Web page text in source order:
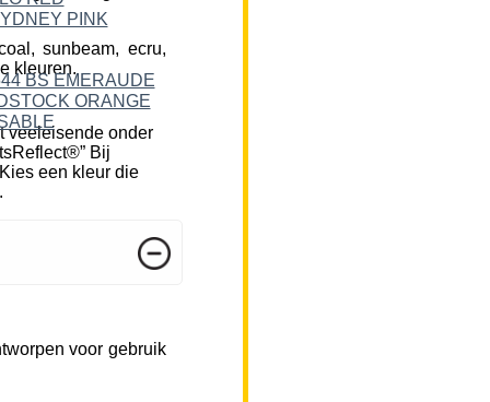
sunbeam, ecru,
kleuren.
veeleisende onder
Bij
een kleur die
voor gebruik